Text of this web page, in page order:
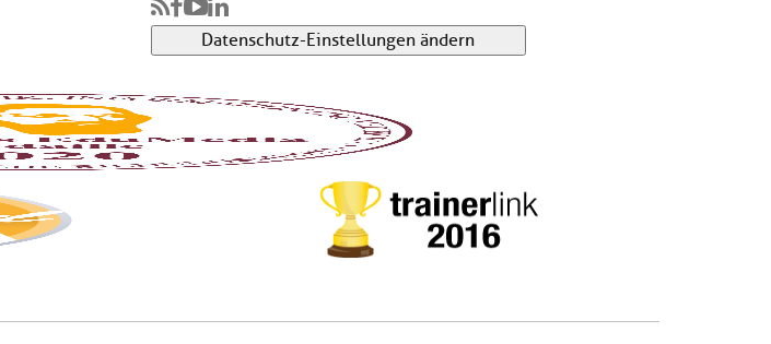
Datenschutz-Einstellungen ändern